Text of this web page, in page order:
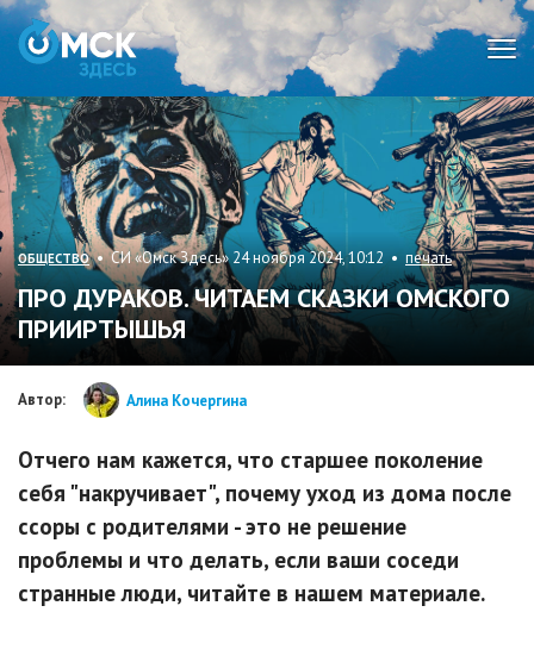
ОБЩЕСТВО• СИ «Омск Здесь» 24 ноября 2024, 10:12 • печать
ПРО ДУРАКОВ. ЧИТАЕМ СКАЗКИ ОМСКОГО
ПРИИРТЫШЬЯ
Автор: Алина Кочергина
Отчего нам кажется, что старшее поколение
себя "накручивает", почему уход из дома после
ссоры с родителями - это не решение
проблемы и что делать, если ваши соседи
странные люди, читайте в нашем материале.